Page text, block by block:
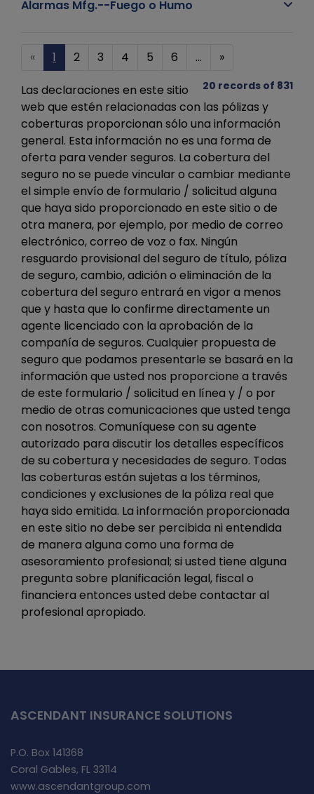
Alarmas Mfg.--Fuego o Humo
« 1 2 3 4 5 6 ... »
20 records of 831
Las declaraciones en este sitio
web que estén relacionadas con las pólizas y
coberturas proporcionan sólo una información
general. Esta información no es una forma de
oferta para vender seguros. La cobertura del
seguro no se puede vincular o cambiar mediante
el simple envío de formulario / solicitud alguna
que haya sido proporcionado en este sitio o de
otra manera, por ejemplo, por medio de correo
electrónico, correo de voz o fax. Ningún
resguardo provisional del seguro de título, póliza
de seguro, cambio, adición o eliminación de la
cobertura del seguro entrará en vigor a menos
que y hasta que lo confirme directamente un
agente licenciado con la aprobación de la
compañía de seguros. Cualquier propuesta de
seguro que podamos presentarle se basará en la
información que usted nos proporcione a través
de este formulario / solicitud en línea y / o por
medio de otras comunicaciones que usted tenga
con nosotros. Comuníquese con su agente
autorizado para discutir los detalles específicos
de su cobertura y necesidades de seguro. Todas
las coberturas están sujetas a los términos,
condiciones y exclusiones de la póliza real que
haya sido emitida. La información proporcionada
en este sitio no debe ser percibida ni entendida
de manera alguna como una forma de
asesoramiento profesional; si usted tiene alguna
pregunta sobre planificación legal, fiscal o
financiera entonces usted debe contactar al
profesional apropiado.
ASCENDANT INSURANCE SOLUTIONS
P.O. Box 141368
Coral Gables, FL 33114
www.ascendantgroup.com